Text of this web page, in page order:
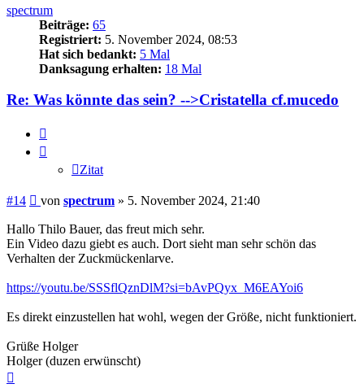
spectrum
Beiträge: 65
Registriert: 5. November 2024, 08:53
Hat sich bedankt: 5 Mal
Danksagung erhalten: 18 Mal
Re: Was könnte das sein? -->Cristatella cf.mucedo
Zitat
#14 Beitrag
von spectrum » 5. November 2024, 21:40
Hallo Thilo Bauer, das freut mich sehr.
Ein Video dazu giebt es auch. Dort sieht man sehr schön das
Verhalten der Zuckmückenlarve.
https://youtu.be/SSSflQznDlM?si=bAvPQyx_M6EAYoi6
Es direkt einzustellen hat wohl, wegen der Größe, nicht funktioniert.
Grüße Holger
Holger (duzen erwünscht)